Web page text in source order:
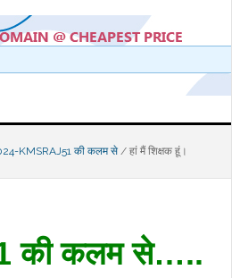
KMSRAJ51 की कलम से /हां मैं शिक्षक हूं।
की कलम से…..